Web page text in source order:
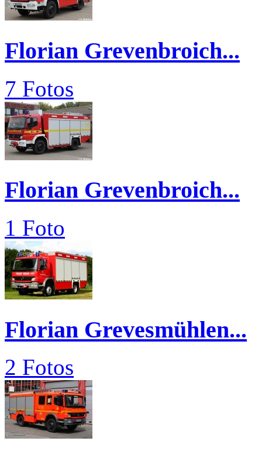
Florian Grevenbroich...
7 Fotos
Florian Grevenbroich...
1 Foto
Florian Grevesmühlen...
2 Fotos